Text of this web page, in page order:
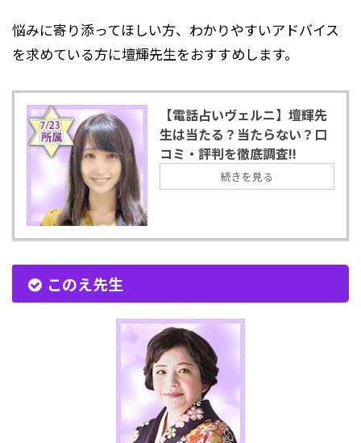
悩みに寄り添ってほしい方、わかりやすいアドバイス
を求めている方に壇輝先生をおすすめします。
【電話占いヴェルニ】壇輝先
生は当たる？当たらない？口
コミ・評判を徹底調査!!
続きを見る
このえ先生